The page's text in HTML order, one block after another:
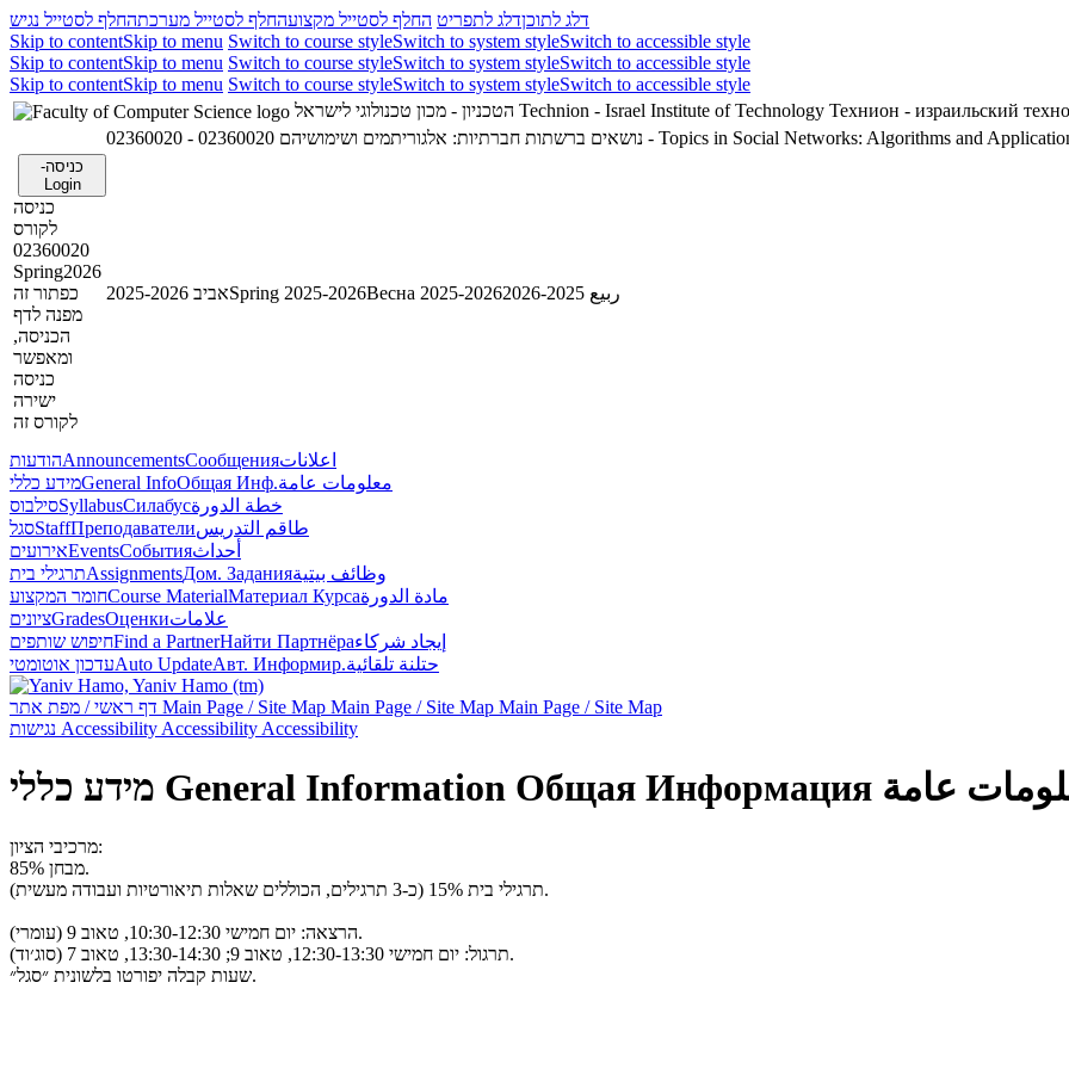
דלג לתוכןדלג לתפריט החלף לסטייל מקצועהחלף לסטייל מערכתהחלף לסטייל נגיש
Skip to contentSkip to menu Switch to course styleSwitch to system styleSwitch to accessible style
Skip to contentSkip to menu Switch to course styleSwitch to system styleSwitch to accessible style
Skip to contentSkip to menu Switch to course styleSwitch to system styleSwitch to accessible style
Technion - Israel Institute of Technology Технион - израильский
02360020 - נושאים ברשתות חברתיות: אלגוריתמים ושימושיהם 02360020 - Topics in Social Networks: Algorithms and
כניסה-
Login
כניסה
לקורס
02360020
Spring2026
כפתור זה
מפנה לדף
הכניסה,
ומאפשר
כניסה
ישירה
לקורס זה
אביב 2025-2026Spring 2025-2026Весна 2025-2026 ربيع 2025-2026
הודעותAnnouncementsСообщенияاعلانات
מידע כלליGeneral InfoОбщая Инф.معلومات عامة
סילבוסSyllabusСилабусخطة الدورة
סגלStaffПреподавателиطاقم التدريس
אירועיםEventsСобытияأحداث
תרגילי ביתAssignmentsДом. Заданияوظائف بيتية
חומר המקצועCourse MaterialМатериал Курсаمادة الدورة
ציוניםGradesОценкиعلامات
חיפוש שותפיםFind a PartnerНайти Партнёраإيجاد شركاء
עדכון אוטומטיAuto UpdateАвт. Информир.حتلنة تلقائية
Main Page / Site Map Main Page / Site Map Main Page / Site Map
Accessibility Accessibility Accessibility
מידע כללי General Information Общая Информация عامة
מרכיבי הציון:
מבחן 85%.
תרגילי בית 15% (כ-3 תרגילים, הכוללים שאלות תיאורטיות ועבודה מעשית).
הרצאה: יום חמישי 10:30-12:30, טאוב 9 (עומרי).
תרגול: יום חמישי 12:30-13:30, טאוב 9; 13:30-14:30, טאוב 7 (סוג׳וד).
שעות קבלה יפורטו בלשונית ״סגל״.